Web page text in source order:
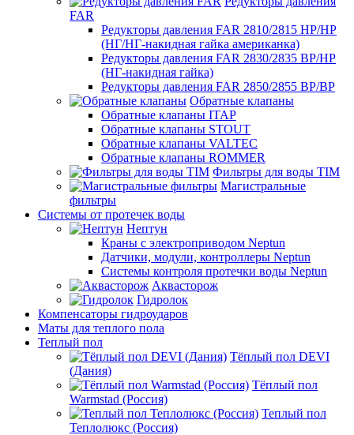
FAR
Редукторы давления FAR 2810/2815 НР/НР
(НГ/НГ-накидная гайка американка)
Редукторы давления FAR 2830/2835 ВР/НР
(НГ-накидная гайка)
Редукторы давления FAR 2850/2855 ВР/ВР
Обратные клапаны
Обратные клапаны ITAP
Обратные клапаны STOUT
Обратные клапаны VALTEC
Обратные клапаны ROMMER
Фильтры для воды TIM
Магистральные
фильтры
Системы от протечек воды
Нептун
Краны с электроприводом Neptun
Датчики, модули, контроллеры Neptun
Системы контроля протечки воды Neptun
Аквасторож
Гидролок
Компенсаторы гидроударов
Маты для теплого пола
Теплый пол
Тёплый пол DEVI
(Дания)
Тёплый пол
Warmstad (Россия)
Теплый пол
Теплолюкс (Россия)